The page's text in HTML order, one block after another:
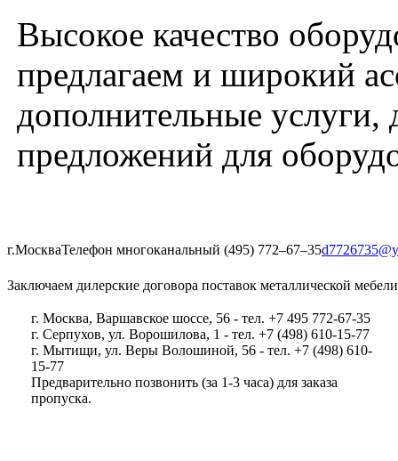
Высокое качество
предлагаем и широкий
дополнительные
предложений для
г.МоскваТелефон многоканальный (495) 772‒67‒35
Заключаем дилерские договора поставок металлической мебели
г. Москва, Варшавское шоссе, 56 - тел. +7 495 772-67-35
г. Серпухов, ул. Ворошилова, 1 - тел. +7 (498) 610-15-77
г. Мытищи, ул. Веры Волошиной, 56 - тел. +7 (498) 610-
15-77
Предварительно позвонить (за 1-3 часа) для заказа
пропуска.